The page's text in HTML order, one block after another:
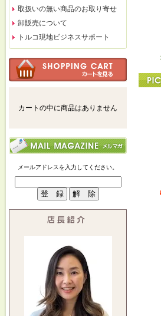
取扱いの無い商品のお取り寄せ
卸販売について
トルコ現地ビジネスサポート
カートの中に商品はありません
メールアドレスを入力してください。